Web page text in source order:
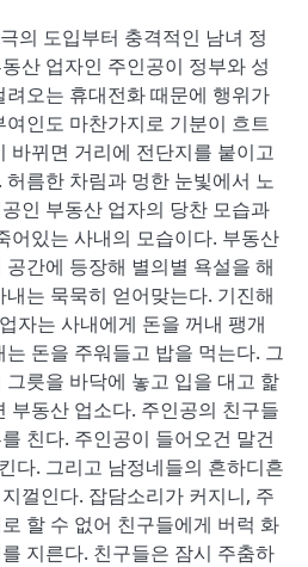
의 도입부터 충격적인 남녀 정
산 업자인 주인공이 정부와 성
오는 휴대전화 때문에 행위가
인도 마찬가지로 기분이 흐트
바뀌면 거리에 전단지를 붙이고
름한 차림과 멍한 눈빛에서 노
인 부동산 업자의 당찬 모습과
어있는 사내의 모습이다. 부동산
간에 등장해 별의별 욕설을 해
는 묵묵히 얻어맞는다. 기진해
자는 사내에게 돈을 꺼내 팽개
돈을 주워들고 밥을 먹는다. 그
릇을 바닥에 놓고 입을 대고 핥
부동산 업소다. 주인공의 친구들
친다. 주인공이 들어오건 말건
다. 그리고 남정네들의 흔하디흔
껄인다. 잡담소리가 커지니, 주
할 수 없어 친구들에게 버럭 화
지른다. 친구들은 잠시 주춤하